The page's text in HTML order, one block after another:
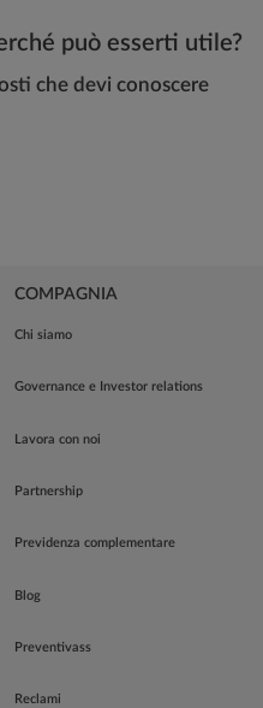
può esserti utile?
che devi conoscere
COMPAGNIA
Chi siamo
Governance e Investor relations
Lavora con noi
Partnership
Previdenza complementare
Blog
Preventivass
Reclami